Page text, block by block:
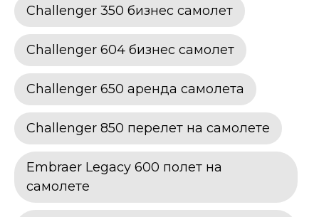
Challenger 350 бизнес самолет
Challenger 604 бизнес самолет
Challenger 650 аренда самолета
Challenger 850 перелет на самолете
Embraer Legacy 600 полет на
самолете